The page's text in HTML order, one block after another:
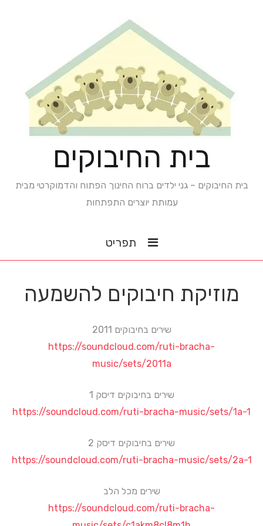
בית החיבוקים
בית החיבוקים – גני ילדים ברוח החינוך הפתוח והדמוקרטי מבית
עמותת יוצרים התפתחות
תפריט
מוזיקת חיבוקים להשמעה
שירים בחיבוקים 2011
https://soundcloud.com/ruti-bracha-
music/sets/2011a
שירים בחיבוקים דיסק 1
https://soundcloud.com/ruti-bracha-music/sets/1a-1
שירים בחיבוקים דיסק 2
https://soundcloud.com/ruti-bracha-music/sets/2a-1
שירים מכל הלב
https://soundcloud.com/ruti-bracha-